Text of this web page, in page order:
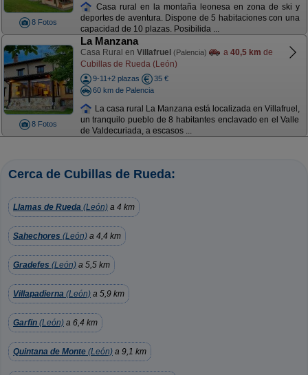
8 Fotos
Casa rural en la montaña leonesa en zona de ski y
deportes de aventura. Dispone de 5 habitaciones con una
capacidad de 10 plazas. Posibilida ...
8 Fotos
La Manzana
Casa Rural en Villafruel (Palencia) a 40,5 km de
Cubillas de Rueda (León)
9-11+2 plazas
35 €
60 km de Palencia
La casa rural La Manzana está localizada en Villafruel,
un tranquilo pueblo de 8 habitantes enclavado en el Valle
de Valdecuriada, a escasos ...
Cerca de Cubillas de Rueda:
Llamas de Rueda (León) a 4 km
Sahechores (León) a 4,4 km
Gradefes (León) a 5,5 km
Villapadierna (León) a 5,9 km
Garfin (León) a 6,4 km
Quintana de Monte (León) a 9,1 km